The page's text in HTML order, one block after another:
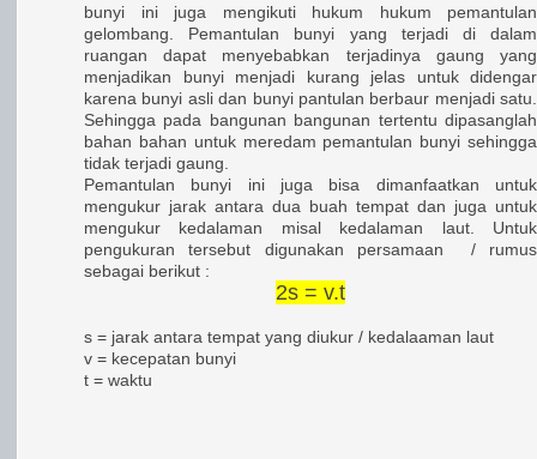
bunyi ini juga mengikuti hukum hukum pemantulan
gelombang. Pemantulan bunyi yang terjadi di dalam
ruangan dapat menyebabkan terjadinya gaung yang
menjadikan bunyi menjadi kurang jelas untuk didengar
karena bunyi asli dan bunyi pantulan berbaur menjadi satu.
Sehingga pada bangunan bangunan tertentu dipasanglah
bahan bahan untuk meredam pemantulan bunyi sehingga
tidak terjadi gaung.
Pemantulan bunyi ini juga bisa dimanfaatkan untuk
mengukur jarak antara dua buah tempat dan juga untuk
mengukur kedalaman misal kedalaman laut. Untuk
pengukuran tersebut digunakan persamaan / rumus
sebagai berikut :
2s = v.t
s = jarak antara tempat yang diukur / kedalaaman laut
v = kecepatan bunyi
t = waktu